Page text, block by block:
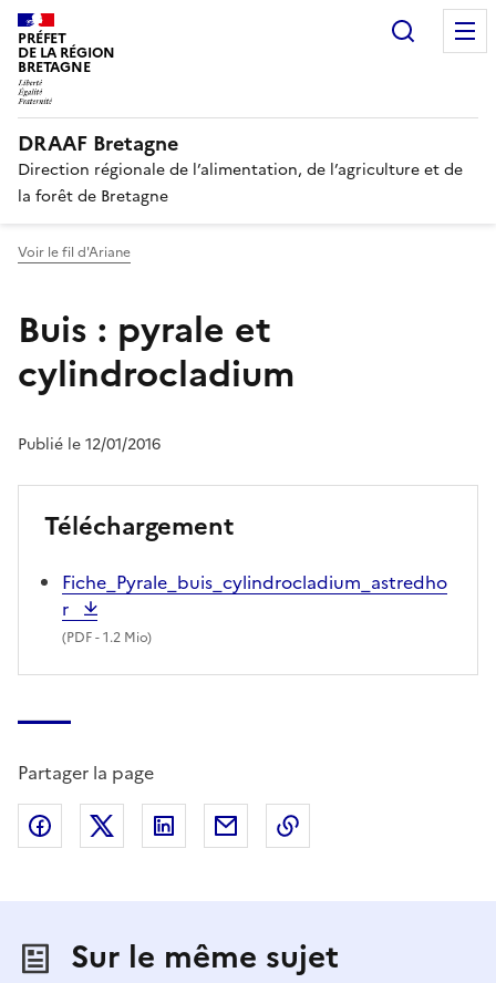
PRÉFET
DE LA RÉGION
BRETAGNE
DRAAF Bretagne
Direction régionale de l’alimentation, de l’agriculture et de
la forêt de Bretagne
Voir le fil d'Ariane
Buis : pyrale et
cylindrocladium
Publié le 12/01/2016
Téléchargement
Fiche_Pyrale_buis_cylindrocladium_astredho
r
(PDF- 1.2 Mio)
Partager la page
Partager sur Facebook
Partager sur X (anciennement Twitter)
Partager sur LinkedIn
Partager par email
Sur le même sujet